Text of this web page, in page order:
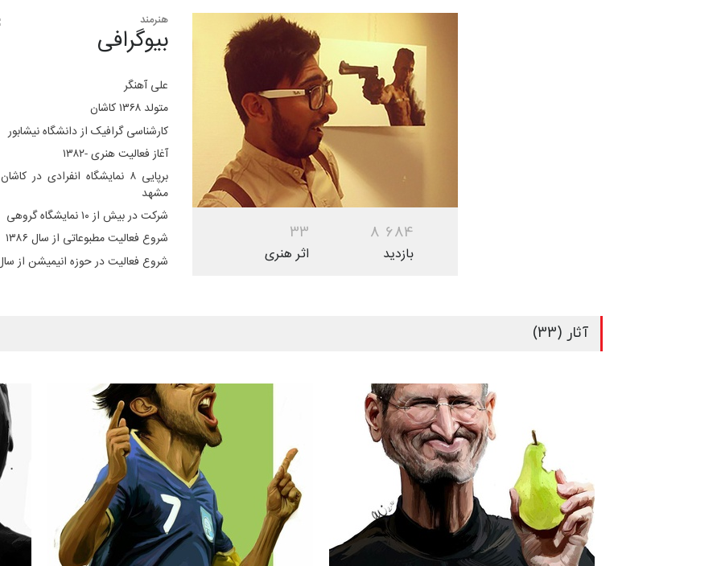
8 684
بازدید
33
اثر هنری
هنرمند
بیوگرافی
علی آهنگر
متولد ۱۳۶۸ کاشان
کارشناسی گرافیک از دانشگاه نیشابور
آغاز فعالیت هنری -۱۳۸۲
برپایی ۸ نمایشگاه انفرادی در کاشان
مشهد
شرکت در بیش از ۱۰ نمایشگاه گروهی
شروع فعالیت مطبوعاتی از سال ۱۳۸۶
شروع فعالیت در حوزه انیمیشن از سال
آثار (33)